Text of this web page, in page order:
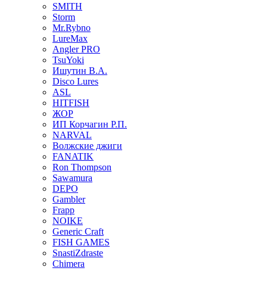
SMITH
Storm
Mr.Rybno
LureMax
Angler PRO
TsuYoki
Ишутин В.А.
Disco Lures
ASL
HITFISH
ЖОР
ИП Корчагин Р.П.
NARVAL
Волжские джиги
FANATIK
Ron Thompson
Sawamura
DEPO
Gambler
Frapp
NOIKE
Generic Craft
FISH GAMES
SnastiZdraste
Chimera